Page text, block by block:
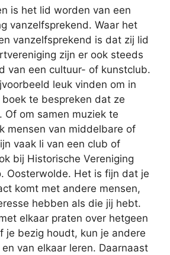
is het lid worden van een
vanzelfsprekend. Waar het
vanzelfsprekend is dat zij lid
zijn er ook steeds
van een cultuur- of kunstclub.
leuk vinden om in
te bespreken dat ze
Of om samen muziek te
mensen van middelbare of
vaak li van een club of
bij Historische Vereniging
Oosterwolde. Het is fijn dat je
komt met andere mensen,
hebben als die jij hebt.
elkaar praten over hetgeen
je bezig houdt, kun je andere
van elkaar leren. Daarnaast